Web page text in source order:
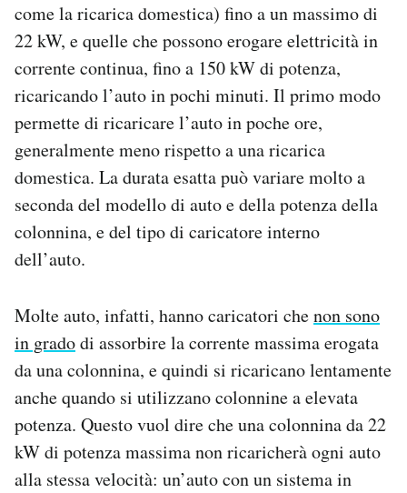
come la ricarica domestica) fino a un massimo di
22 kW, e quelle che possono erogare elettricità in
corrente continua, fino a 150 kW di potenza,
ricaricando l’auto in pochi minuti. Il primo modo
permette di ricaricare l’auto in poche ore,
generalmente meno rispetto a una ricarica
domestica. La durata esatta può variare molto a
seconda del modello di auto e della potenza della
colonnina, e del tipo di caricatore interno
dell’auto.
Molte auto, infatti, hanno caricatori chenon sono
in gradodi assorbire la corrente massima erogata
da una colonnina, e quindi si ricaricano lentamente
anche quando si utilizzano colonnine a elevata
potenza. Questo vuol dire che una colonnina da 22
kW di potenza massima non ricaricherà ogni auto
alla stessa velocità: un’auto con un sistema in